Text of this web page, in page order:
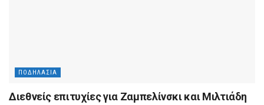
ΠΟΔΗΛΑΣΊΑ
Διεθνείς επιτυχίες για Ζαμπελίνσκι και Μιλτιάδη